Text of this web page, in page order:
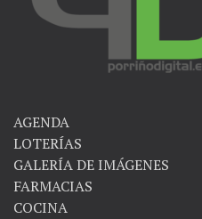
AGENDA
LOTERÍAS
GALERÍA DE IMÁGENES
FARMACIAS
COCINA